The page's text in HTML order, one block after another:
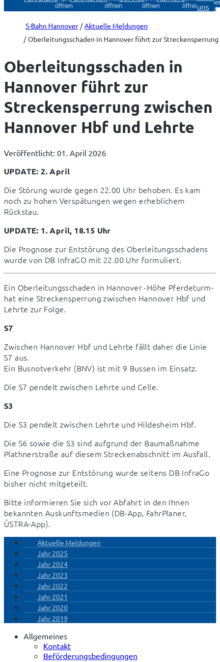
öffnen
öffnen
öffnen
öffnenuns
S-Bahn Hannover
Aktuelle Meldungen
Oberleitungsschaden in Hannover führt zur
Oberleitungsschaden in
Hannover führt zur
Streckensperrung zwischen
Hannover Hbf und Lehrte
Veröffentlicht: 01. April 2026
UPDATE: 2. April
Die Störung wurde gegen 22.00 Uhr behoben. Es kam
noch zu hohen Verspätungen wegen erheblichem
Rückstau.
UPDATE: 1. April, 18.15 Uhr
Die Prognose zur Entstörung des Oberleitungsschadens
wurde von DB InfraGO mit 22.00 Uhr formuliert.
Ein Oberleitungsschaden in Hannover -Höhe Pferdeturm-
hat eine Streckensperrung zwischen Hannover Hbf und
Lehrte zur Folge.
S7
Zwischen Hannover Hbf und Lehrte fällt daher die Linie
S7 aus.
Ein Busnotverkehr (BNV) ist mit 9 Bussen im Einsatz.
Die S7 pendelt zwischen Lehrte und Celle.
S3
Die S3 pendelt zwischen Lehrte und Hildesheim Hbf.
Die S6 sowie die S3 sind aufgrund der Baumaßnahme
Plathnerstraße auf diesem Streckenabschnitt im Ausfall.
Eine Prognose zur Entstörung wurde seitens DB InfraGo
bisher nicht mitgeteilt.
Bitte informieren Sie sich vor Abfahrt in den Ihnen
bekannten Auskunftsmedien (DB-App, FahrPlaner,
ÜSTRA-App).
Aktuelle Meldungen
Jahr 2025
Jahr 2024
Jahr 2023
Jahr 2022
Jahr 2021
Jahr 2020
Jahr 2019
Allgemeines
Kontakt
Beförderungsbedingungen